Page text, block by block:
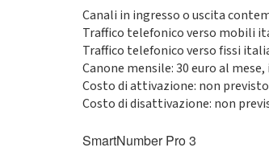
Canali in ingresso o uscita
Traffico telefonico verso mobili
Traffico telefonico verso fissi
Canone mensile: 30 euro al
Costo di attivazione: non previsto
Costo di disattivazione: non
SmartNumber Pro 3